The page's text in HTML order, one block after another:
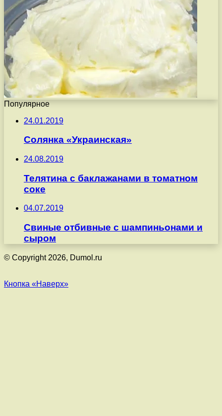
Популярное
24.01.2019
Солянка «Украинская»
24.08.2019
Телятина с баклажанами в томатном
соке
04.07.2019
Свиные отбивные с шампиньонами и
сыром
© Copyright 2026, Dumol.ru
Кнопка «Наверх»